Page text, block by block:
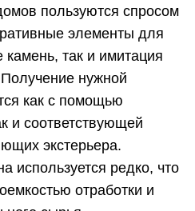
пользуются спросом
элементы для
так и имитация
нужной
как с помощью
и соответствующей
экстерьера.
используется редко, что
отработки и